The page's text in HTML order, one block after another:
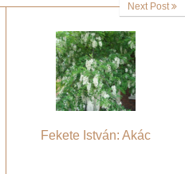
Next Post
Fekete István: Akác